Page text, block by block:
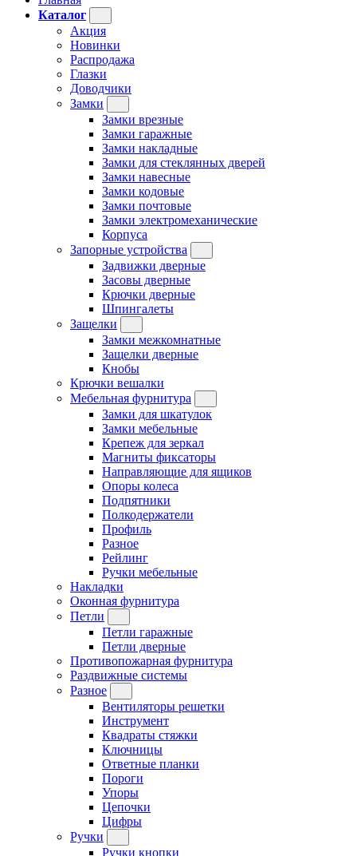
Каталог
Акция
Новинки
Распродажа
Глазки
Доводчики
Замки
Замки врезные
Замки гаражные
Замки накладные
Замки для стеклянных дверей
Замки навесные
Замки кодовые
Замки почтовые
Замки электромеханические
Корпуса
Запорные устройства
Задвижки дверные
Засовы дверные
Крючки дверные
Шпингалеты
Защелки
Замки межкомнатные
Защелки дверные
Кнобы
Крючки вешалки
Мебельная фурнитура
Замки для шкатулок
Замки мебельные
Крепеж для зеркал
Магниты фиксаторы
Направляющие для ящиков
Опоры колеса
Подпятники
Полкодержатели
Профиль
Разное
Рейлинг
Ручки мебельные
Накладки
Оконная фурнитура
Петли
Петли гаражные
Петли дверные
Противопожарная фурнитура
Раздвижные системы
Разное
Вентиляторы решетки
Инструмент
Квадраты стяжки
Ключницы
Ответные планки
Пороги
Упоры
Цепочки
Цифры
Ручки
Ручки кнопки